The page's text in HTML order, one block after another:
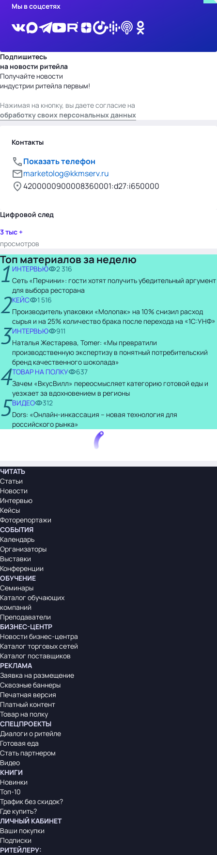
Мы в соцсетях
Подпишитесь
на новости ритейла
Получайте новости
индустрии ритейла первым!
Нажимая на кнопку, вы даете согласие на
обработку своих персональных данных
Контакты
Показать телефон
marketolog@kkmserv.ru
4200000900008360001:d27:i650000
Цифровой след
3 тыс +
просмотров
Топ материалов за неделю
1 ИНТЕРВЬЮ
2 316
Сеть «Перчини»: гости хотят получить убедительный аргумент
для выбора ресторана
2КЕЙС
1 516
Производитель упаковки «Молопак» на 10% снизил расход
сырья и на 25% количество брака после перехода на «1С:УНФ»
3ИНТЕРВЬЮ
911
Наталья Жестарева, Tomer: «Мы превратили
производственную экспертизу в понятный потребительский
бренд качественного шоколада»
4ТОВАР НА ПОЛКУ
637
Зачем «ВкусВилл» переосмысляет категорию готовой еды и
уезжает за вдохновением в регионы
5ВИДЕО
312
Dors: «Онлайн-инкассация – новая технология для
российского рынка»
ЧИТАТЬ
Статьи
Новости
Интервью
Кейсы
Фоторепортажи
СОБЫТИЯ
Календарь
Организаторы
Выставки
Конференции
ОБУЧЕНИЕ
Семинары
Каталог обучающих
компаний
Преподаватели
БИЗНЕС-ЦЕНТР
Новости бизнес-центра
Каталог торговых сетей
Каталог поставщиков
РЕКЛАМА
Заявка на размещение
Сквозные баннеры
Печатная версия
Платный контент
Товар на полку
СПЕЦПРОЕКТЫ
Диалоги о ритейле
Готовая еда
Стать партнером
Видео
КНИГИ
Новинки
Топ-10
Трафик без скидок?
Где купить?
ЛИЧНЫЙ КАБИНЕТ
Ваши покупки
Подписки
РИТЕЙЛЕРУ: